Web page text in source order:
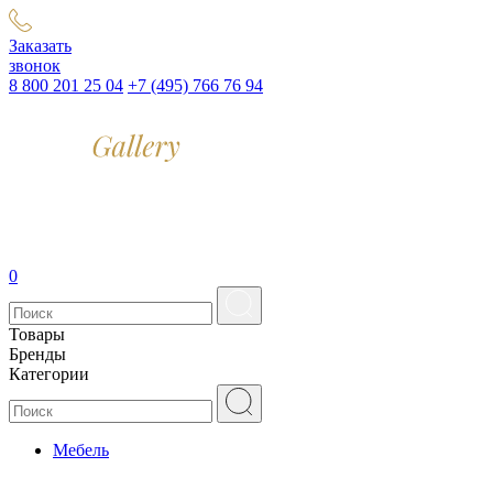
Заказать
звонок
8 800 201 25 04 +7 (495) 766 76 94
0
Товары
Бренды
Категории
Мебель